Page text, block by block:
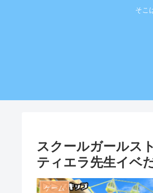
そこ
スクールガールス
ティエラ先生イベ
ゲーム